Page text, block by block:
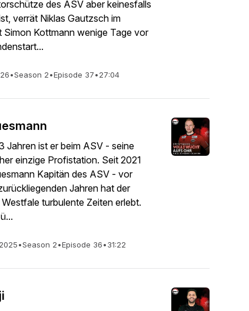
des ASV aber keinesfalls
verrät Niklas Gautzsch im
Simon Kottmann wenige Tage vor
•Season 2•Episode 37•27:04
Jahren ist er beim ASV - seine
einzige Profistation. Seit 2021
Kapitän des ASV - vor
Jahren hat der
turbulente Zeiten erlebt.
•Season 2•Episode 36•31:22